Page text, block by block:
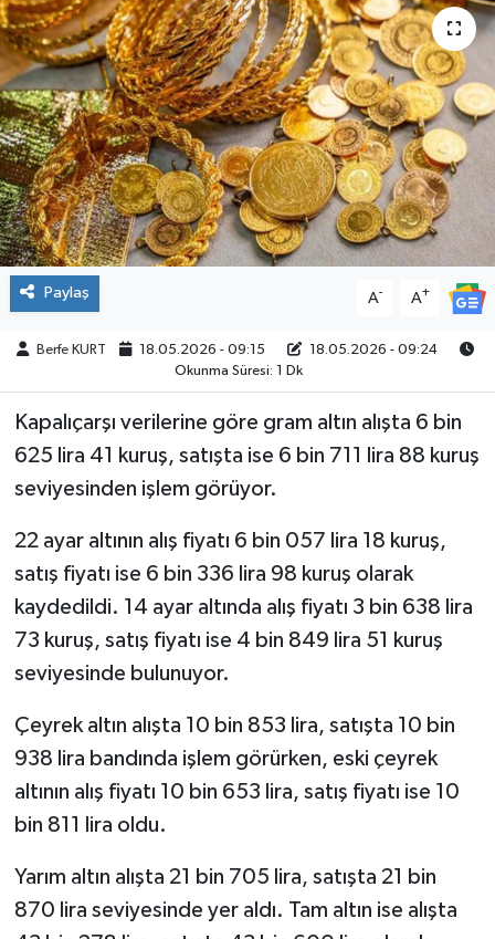
Paylaş A- A+
Berfe KURT 18.05.2026 - 09:15
18.05.2026 - 09:24
Okunma Süresi: 1 Dk
Kapalıçarşı verilerine göre gram altın alışta 6 bin
625 lira 41 kuruş, satışta ise 6 bin 711 lira 88 kuruş
seviyesinden işlem görüyor.
22 ayar altının alış fiyatı 6 bin 057 lira 18 kuruş,
satış fiyatı ise 6 bin 336 lira 98 kuruş olarak
kaydedildi. 14 ayar altında alış fiyatı 3 bin 638 lira
73 kuruş, satış fiyatı ise 4 bin 849 lira 51 kuruş
seviyesinde bulunuyor.
Çeyrek altın alışta 10 bin 853 lira, satışta 10 bin
938 lira bandında işlem görürken, eski çeyrek
altının alış fiyatı 10 bin 653 lira, satış fiyatı ise 10
bin 811 lira oldu.
Yarım altın alışta 21 bin 705 lira, satışta 21 bin
870 lira seviyesinde yer aldı. Tam altın ise alışta
YAŞAM
SPOR
Haber Arşivi